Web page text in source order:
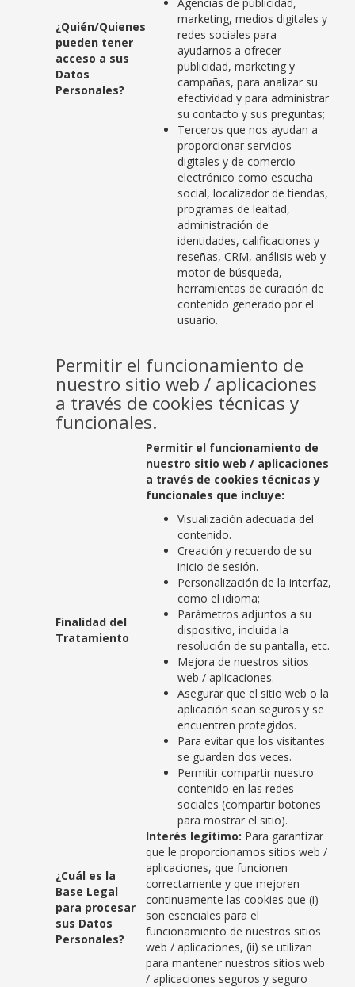
¿Quién/Quienes
pueden tener
acceso a sus
Datos
Personales?
marketing, medios digitales y
redes sociales para
ayudarnos a ofrecer
publicidad, marketing y
campañas, para analizar su
efectividad y para administrar
su contacto y sus preguntas;
Terceros que nos ayudan a
proporcionar servicios
digitales y de comercio
electrónico como escucha
social, localizador de tiendas,
programas de lealtad,
administración de
identidades, calificaciones y
reseñas, CRM, análisis web y
motor de búsqueda,
herramientas de curación de
contenido generado por el
usuario.
Permitir el funcionamiento de
nuestro sitio web / aplicaciones
a través de cookies técnicas y
funcionales.
Finalidad del
Tratamiento
Permitir el funcionamiento de
nuestro sitio web / aplicaciones
a través de cookies técnicas y
funcionales que incluye:
Visualización adecuada del
contenido.
Creación y recuerdo de su
inicio de sesión.
Personalización de la interfaz,
como el idioma;
Parámetros adjuntos a su
dispositivo, incluida la
resolución de su pantalla, etc.
Mejora de nuestros sitios
web / aplicaciones.
Asegurar que el sitio web o la
aplicación sean seguros y se
encuentren protegidos.
Para evitar que los visitantes
se guarden dos veces.
Permitir compartir nuestro
contenido en las redes
sociales (compartir botones
para mostrar el sitio).
¿Cuál es la
Base Legal
para procesar
sus Datos
Personales?
Interés legítimo: Para garantizar
que le proporcionamos sitios web /
aplicaciones, que funcionen
correctamente y que mejoren
continuamente las cookies que (i)
son esenciales para el
funcionamiento de nuestros sitios
web / aplicaciones, (ii) se utilizan
para mantener nuestros sitios web
/ aplicaciones seguros y seguro